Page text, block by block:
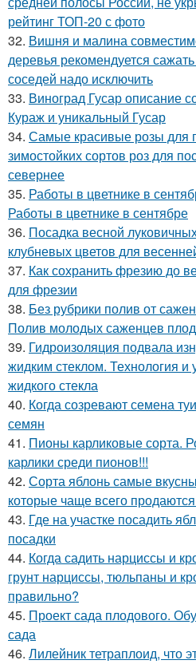
рейтинг ТОП-20 с фото
32. Вишня и малина
деревья рекомендуется
соседей надо исключить
33. Виноград Гусар описание
Кураж и уникальный Гусар
34. Самые красивые розы для
зимостойких сортов роз для
севернее
35. Работы в цветнике в
Работы в цветнике в сентябре
36. Посадка весной
клубневых цветов для
37. Как сохранить фрезию до
для фрезии
38. Без рубрики полив от
Полив молодых саженцев
39. Гидроизоляция подвала
жидким стеклом. Технология и
жидкого стекла
40. Когда созревают семена
семян
41. Пионы карликовые сорта.
карлики среди пионов!!!
42. Сорта яблонь самые
которые чаще всего
43. Где на участке посадить
посадки
44. Когда садить нарциссы и
грунт нарциссы, тюльпаны и
правильно?
45. Проект сада плодового.
сада
46. Лилейник тетраплоид, что